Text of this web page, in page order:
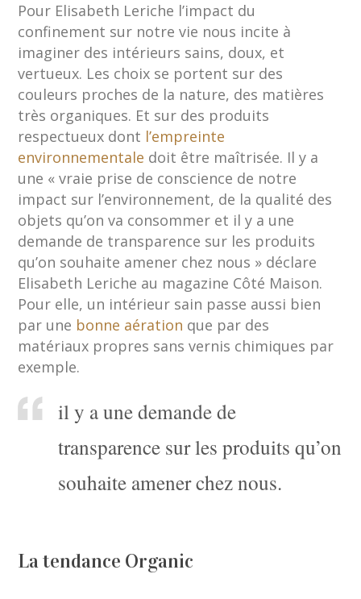
Pour Elisabeth Leriche l’impact du
confinement sur notre vie nous incite à
imaginer des intérieurs sains, doux, et
vertueux. Les choix se portent sur des
couleurs proches de la nature, des matières
très organiques. Et sur des produits
respectueux dont l’empreinte
environnementale doit être maîtrisée. Il y a
une « vraie prise de conscience de notre
impact sur l’environnement, de la qualité des
objets qu’on va consommer et il y a une
demande de transparence sur les produits
qu’on souhaite amener chez nous » déclare
Elisabeth Leriche au magazine Côté Maison.
Pour elle, un intérieur sain passe aussi bien
par une bonne aération que par des
matériaux propres sans vernis chimiques par
exemple.
il y a une demande de
transparence sur les produits qu’on
souhaite amener chez nous.
La tendance Organic